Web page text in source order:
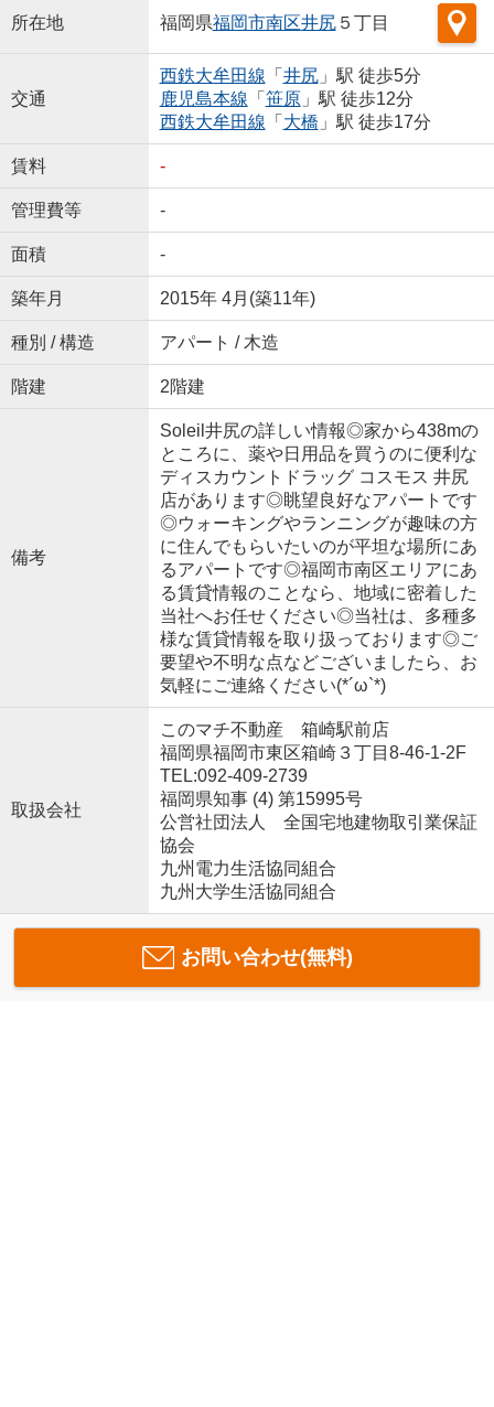
所在地 福岡県福岡市南区井尻５丁目
交通
西鉄大牟田線 「 井尻」駅 徒歩5分
鹿児島本線 「 笹原」駅 徒歩12分
西鉄大牟田線 「 大橋 」駅 徒歩17分
賃料 -
管理費等 -
面積 -
築年月 2015年 4月(築11年)
種別 / 構造 アパート / 木造
階建 2階建
備考
Soleil井尻の詳しい情報◎家から438mの
ところに、薬や日用品を買うのに便利な
ディスカウントドラッグ コスモス 井尻
店があります◎眺望良好なアパートです
◎ウォーキングやランニングが趣味の方
に住んでもらいたいのが平坦な場所にあ
るアパートです◎福岡市南区エリアにあ
る賃貸情報のことなら、地域に密着した
当社へお任せください◎当社は、多種多
様な賃貸情報を取り扱っております◎ご
要望や不明な点などございましたら、お
気軽にご連絡ください(*´ω`*)
取扱会社
このマチ不動産 箱崎駅前店
福岡県福岡市東区箱崎３丁目8-46-1-2F
TEL:092-409-2739
福岡県知事 (4) 第15995号
公営社団法人 全国宅地建物取引業保証
協会
九州電力生活協同組合
九州大学生活協同組合
お問い合わせ(無料)